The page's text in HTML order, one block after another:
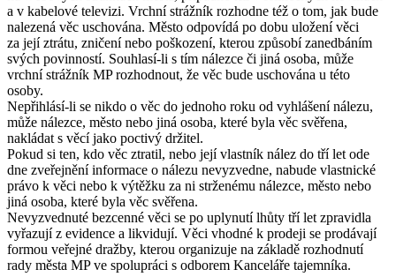
a v kabelové televizi. Vrchní strážník rozhodne též o tom, jak bude
nalezená věc uschována. Město odpovídá po dobu uložení věci
za její ztrátu, zničení nebo poškození, kterou způsobí zanedbáním
svých povinností. Souhlasí-li s tím nálezce či jiná osoba, může
vrchní strážník MP rozhodnout, že věc bude uschována u této
osoby.
Nepřihlásí-li se nikdo o věc do jednoho roku od vyhlášení nálezu,
může nálezce, město nebo jiná osoba, které byla věc svěřena,
nakládat s věcí jako poctivý držitel.
Pokud si ten, kdo věc ztratil, nebo její vlastník nález do tří let ode
dne zveřejnění informace o nálezu nevyzvedne, nabude vlastnické
právo k věci nebo k výtěžku za ni strženému nálezce, město nebo
jiná osoba, které byla věc svěřena.
Nevyzvednuté bezcenné věci se po uplynutí lhůty tří let zpravidla
vyřazují z evidence a likvidují. Věci vhodné k prodeji se prodávají
formou veřejné dražby, kterou organizuje na základě rozhodnutí
rady města MP ve spolupráci s odborem Kanceláře tajemníka.